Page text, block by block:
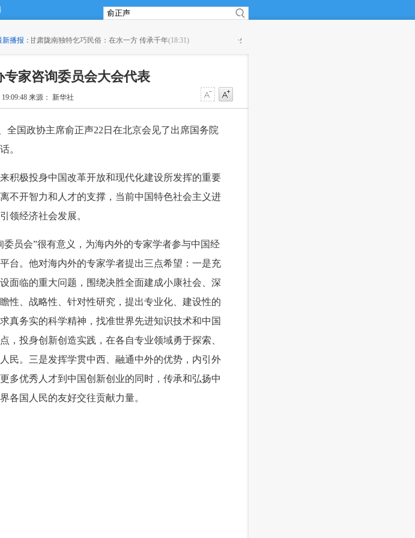
新播报：
特乞巧民俗：在水一方 传承千年 (18:31) ·外交部：日方应尊重地区国家维护南海和平稳定的努力
家咨询委员会大会代表
来源： 新华社
国政协主席俞正声22日在北京会见了出席国务院
。
极投身中国改革开放和现代化建设所发挥的重要
不开智力和人才的支撑，当前中国特色社会主义进
领经济社会发展。
员会”很有意义，为海内外的专家学者参与中国经
台。他对海内外的专家学者提出三点希望：一是充
面临的重大问题，围绕决胜全面建成小康社会、深
性、战略性、针对性研究，提出专业化、建设性的
真务实的科学精神，找准世界先进知识技术和中国
，投身创新创造实践，在各自专业领域勇于探索、
民。三是发挥学贯中西、融通中外的优势，内引外
多优秀人才到中国创新创业的同时，传承和弘扬中
各国人民的友好交往贡献力量。